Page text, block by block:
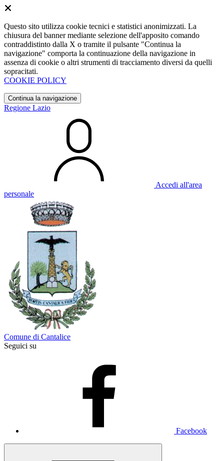
Questo sito utilizza cookie tecnici e statistici anonimizzati. La
chiusura del banner mediante selezione dell'apposito comando
contraddistinto dalla X o tramite il pulsante "Continua la
navigazione" comporta la continuazione della navigazione in
assenza di cookie o altri strumenti di tracciamento diversi da quelli
sopracitati.
COOKIE POLICY
Continua la navigazione
Regione Lazio
Accedi all'area
personale
Comune di Cantalice
Seguici su
Facebook